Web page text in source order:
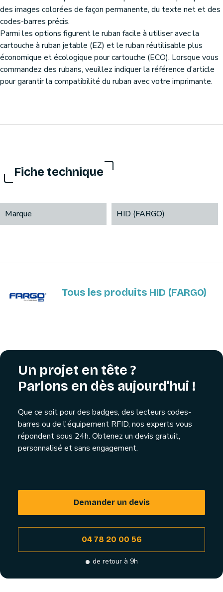
des images colorées de façon permanente, du texte net et des
codes-barres précis.
Parmi les options figurent le ruban facile à utiliser avec la
cartouche à ruban jetable (EZ) et le ruban réutilisable plus
économique et écologique pour cartouche (ECO). Lorsque vous
commandez des rubans, veuillez indiquer la référence d’article
pour garantir la compatibilité du ruban avec votre imprimante.
Fiche technique
Marque HID (FARGO)
Tous les produits HID (FARGO)
Un projet en tête ?
Parlons en dès aujourd'hui !
Que ce soit pour des badges, des lecteurs codes-
barres ou de l'équipement RFID, nos experts vous
répondent sous 24h. Obtenez un devis gratuit,
personnalisé et sans engagement.
Demander un devis
04 78 20 00 56
de retour à 9h